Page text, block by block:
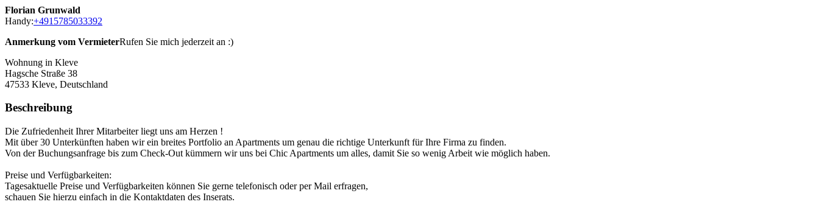
Florian Grunwald
Handy:+4915785033392
Anmerkung vom VermieterRufen Sie mich jederzeit an :)
Wohnung in Kleve
Hagsche Straße 38
47533 Kleve, Deutschland
Beschreibung
Die Zufriedenheit Ihrer Mitarbeiter liegt uns am Herzen !
Mit über 30 Unterkünften haben wir ein breites Portfolio an Apartments um genau die richtige Unterkunft für Ihre Firma zu finden.
Von der Buchungsanfrage bis zum Check-Out kümmern wir uns bei Chic Apartments um alles, damit Sie so wenig Arbeit wie möglich haben.
Preise und Verfügbarkeiten:
Tagesaktuelle Preise und Verfügbarkeiten können Sie gerne telefonisch oder per Mail erfragen,
schauen Sie hierzu einfach in die Kontaktdaten des Inserats.